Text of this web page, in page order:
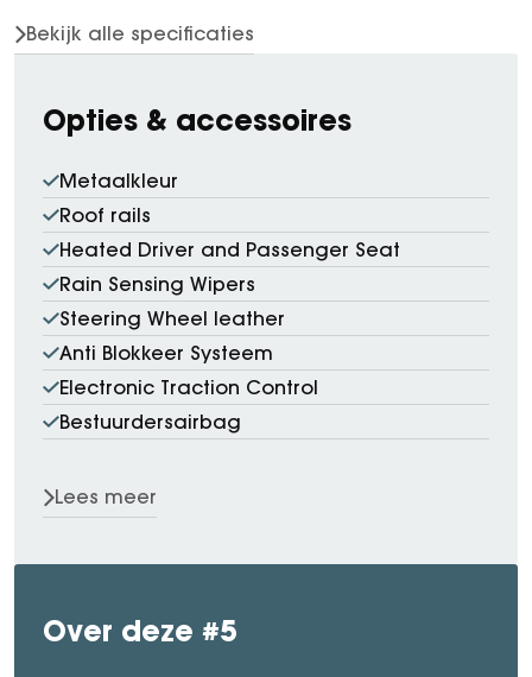
Bekijk alle specificaties
Opties & accessoires
Metaalkleur
Roof rails
Heated Driver and Passenger Seat
Rain Sensing Wipers
Steering Wheel leather
Anti Blokkeer Systeem
Electronic Traction Control
Bestuurdersairbag
Lees meer
Over deze #5